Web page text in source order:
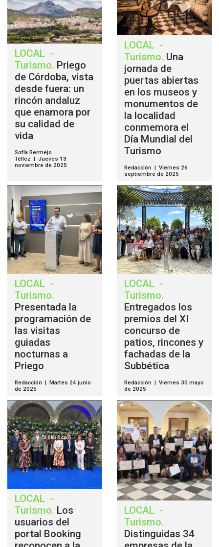
LOCAL -
Turismo. Priego
de Córdoba, vista
desde fuera: un
rincón andaluz
que enamora por
su calidad de
vida
Sofía Bermejo
Téllez | Jueves 13
noviembre de 2025
LOCAL -
Turismo. Una
jornada de
puertas abiertas
en los museos y
monumentos de
la localidad
conmemora el
Día Mundial del
Turismo
Redacción | Viernes 26
septiembre de 2025
LOCAL -
Turismo.
Presentada la
programación de
las visitas
guiadas
nocturnas a
Priego
Redacción | Martes 24 junio
de 2025
LOCAL -
Turismo.
Entregados los
premios del XI
concurso de
patios, rincones y
fachadas de la
Subbética
Redacción | Viernes 30 mayo
de 2025
LOCAL -
Turismo. Los
usuarios del
portal Booking
LOCAL -
Turismo.
Distinguidas 34